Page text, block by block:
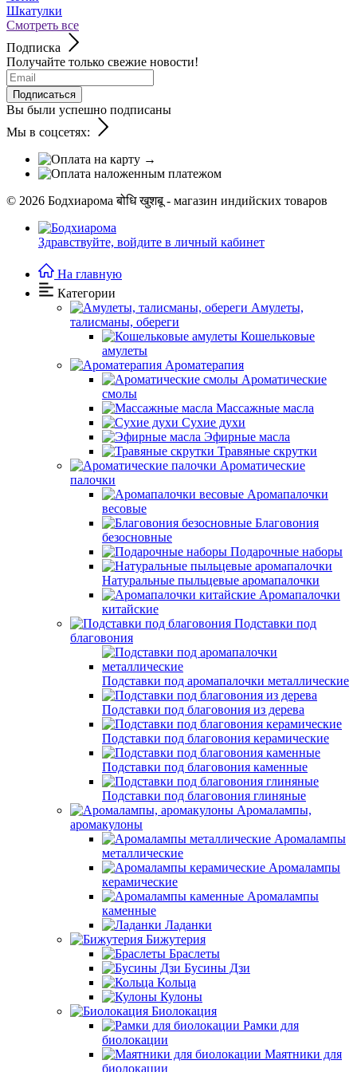
Шкатулки
Смотреть все
Подписка
Получайте только свежие новости!
Подписаться
Вы были успешно подписаны
Мы в соцсетях:
© 2026 Бодхиарома बोधि खुशबू - магазин индийских товаров
Здравствуйте, войдите в личный кабинет
На главную
Категории
Амулеты,
талисманы, обереги
Кошельковые
амулеты
Ароматерапия
Ароматические
смолы
Массажные масла
Сухие духи
Эфирные масла
Травяные скрутки
Ароматические
палочки
Аромапалочки
весовые
Благовония
безосновные
Подарочные наборы
Натуральные пыльцевые аромапалочки
Аромапалочки
китайские
Подставки под
благовония
Подставки под аромапалочки металлические
Подставки под благовония из дерева
Подставки под благовония керамические
Подставки под благовония каменные
Подставки под благовония глиняные
Аромалампы,
аромакулоны
Аромалампы
металлические
Аромалампы
керамические
Аромалампы
каменные
Ладанки
Бижутерия
Браслеты
Бусины Дзи
Кольца
Кулоны
Биолокация
Рамки для
биолокации
Маятники для
биолокации